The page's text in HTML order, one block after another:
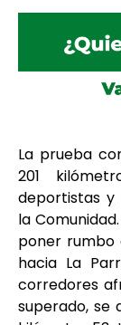
La prueba
201
deportistas y
la
poner rumbo
hacia La
corredores
superado, se